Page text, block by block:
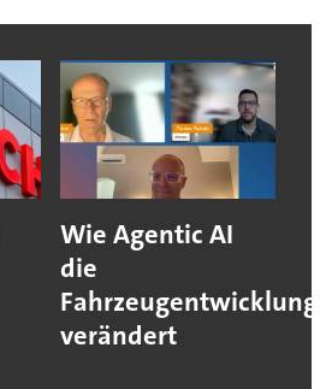
Wie Agentic AI
die
Fahrzeugentwicklung
verändert